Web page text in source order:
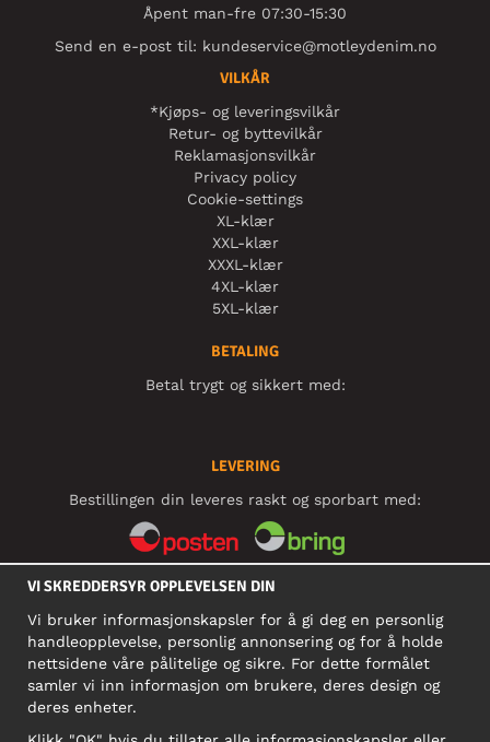
Åpent man-fre 07:30-15:30
Send en e-post til: kundeservice@motleydenim.no
VILKÅR
*Kjøps- og leveringsvilkår
Retur- og byttevilkår
Reklamasjonsvilkår
Privacy policy
Cookie-settings
XL-klær
XXL-klær
XXXL-klær
4XL-klær
5XL-klær
BETALING
Betal trygt og sikkert med:
LEVERING
Bestillingen din leveres raskt og sporbart med:
SOSIALE MEDIER
BEDRIFT
911 891 581 MVA
VI SKREDDERSYR OPPLEVELSEN DIN
Vi bruker informasjonskapsler for å gi deg en personlig
handleopplevelse, personlig annonsering og for å holde
nettsidene våre pålitelige og sikre. For dette formålet
samler vi inn informasjon om brukere, deres design og
deres enheter.